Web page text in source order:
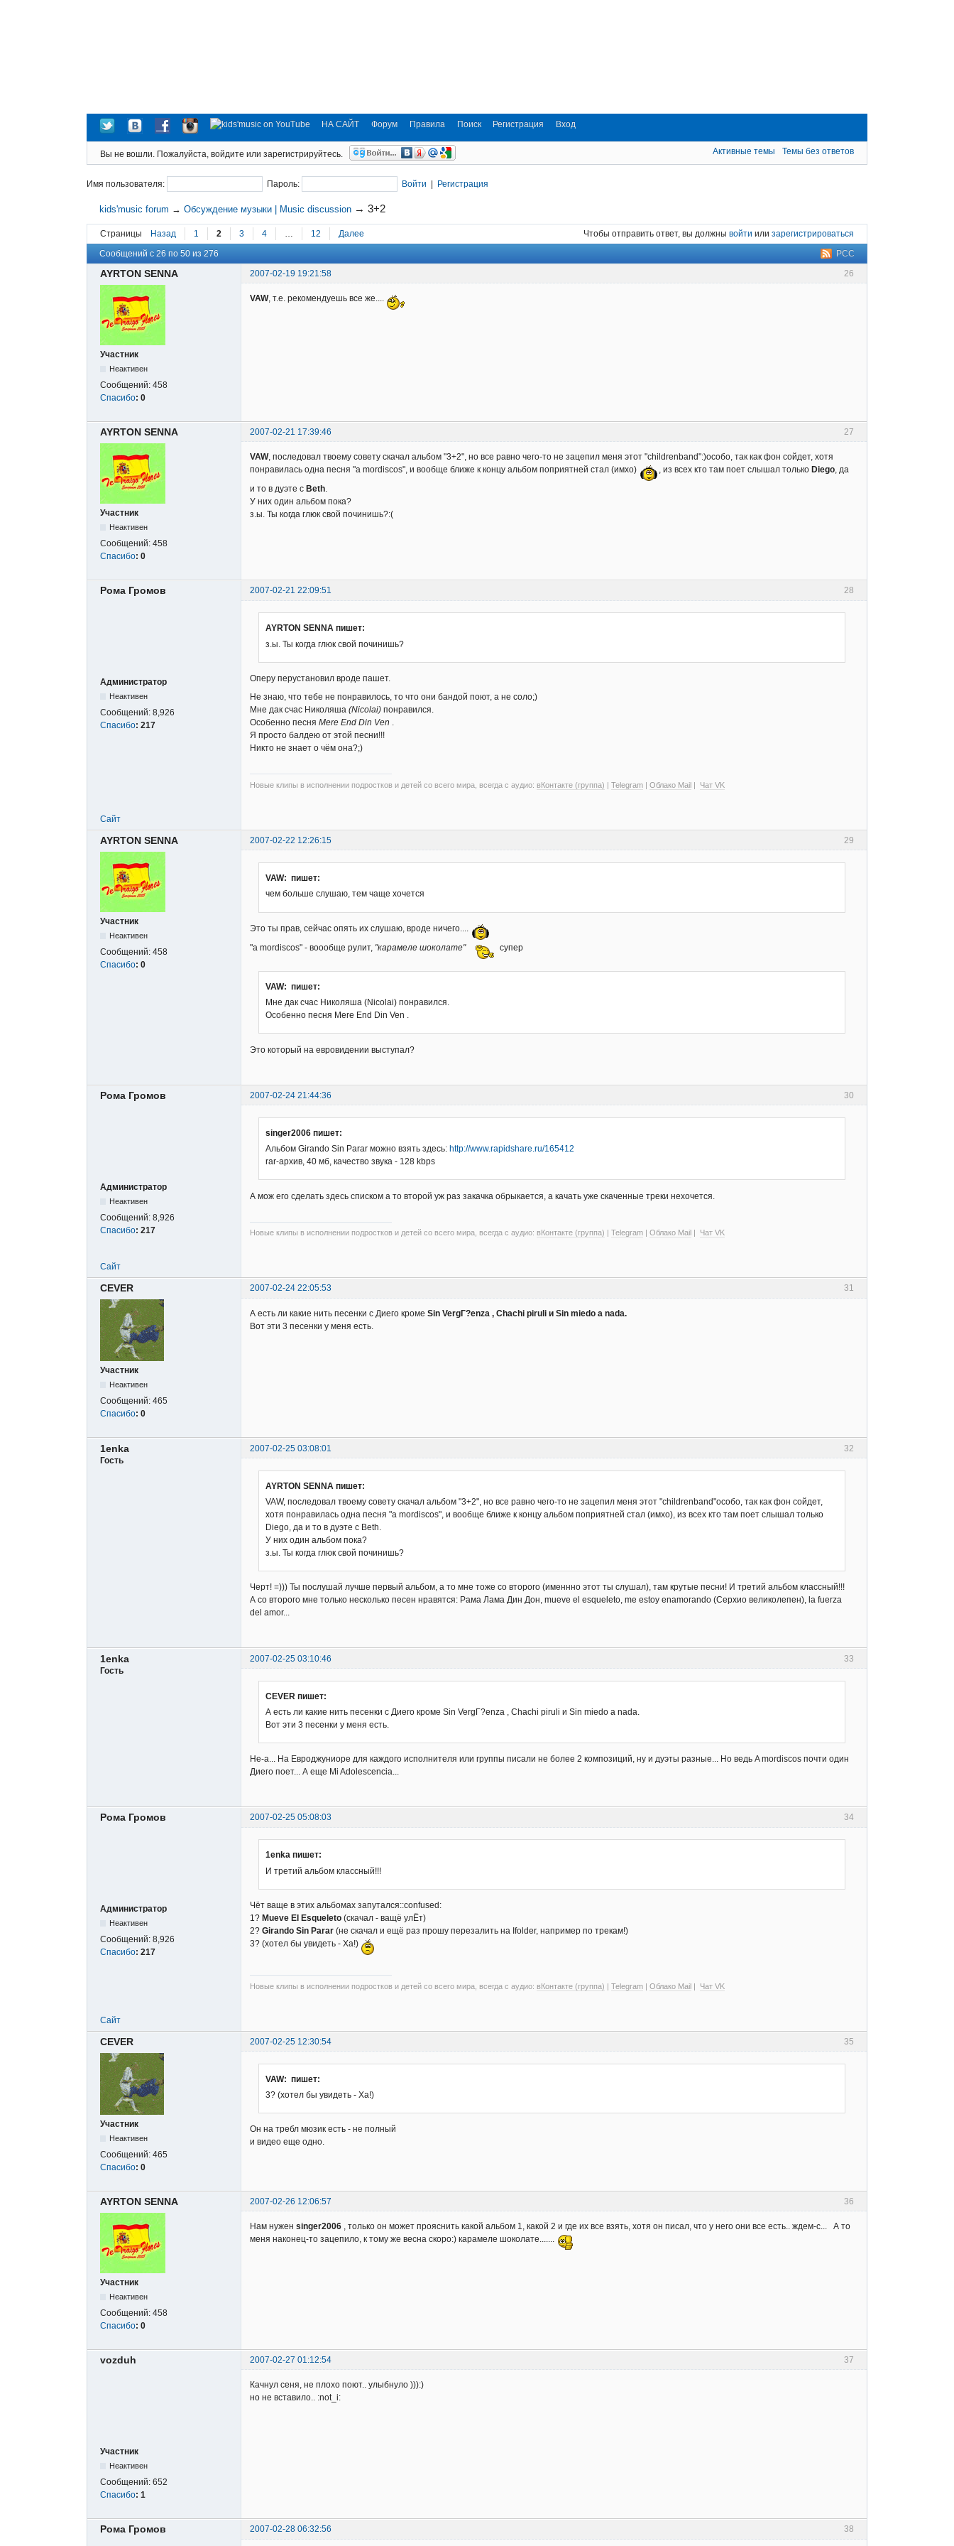
НА САЙТ Форум Правила Поиск Регистрация Вход
Вы не вошли. Пожалуйста, войдите или зарегистрируйтесь. Активные темы Темы без ответов
Имя пользователя: Пароль: Войти | Регистрация
kids'music forum →Обсуждение музыки | Music discussion →3+2
Страницы Назад 1 2 3 4 … 12 Далее Чтобы отправить ответ, вы должны войти или зарегистрироваться
РСС
Сообщений с 26 по 50 из 276
26
AYRTON SENNA 2007-02-19 19:21:58
Участник
Неактивен
Сообщений: 458
Спасибо: 0
VAW, т.е. рекомендуешь все же....
27
AYRTON SENNA 2007-02-21 17:39:46
Участник
Неактивен
Сообщений: 458
Спасибо: 0
VAW, последовал твоему совету скачал альбом "3+2", но все равно чего-то не зацепил меня этот "childrenband":)особо, так как фон сойдет, хотя
понравилась одна песня "a mordiscos", и вообще ближе к концу альбом поприятней стал (имхо)
, из всех кто там поет слышал только Diego, да
и то в дуэте с Beth.
У них один альбом пока?
з.ы. Ты когда глюк свой починишь?:(
28
Рома Громов 2007-02-21 22:09:51
Администратор
Неактивен
Сообщений: 8,926
Спасибо: 217
AYRTON SENNA пишет:
з.ы. Ты когда глюк свой починишь?
Оперу перустановил вроде пашет.
Не знаю, что тебе не понравилось, то что они бандой поют, а не соло;)
Мне дак счас Николяша (Nicolai) понравился.
Особенно песня Mere End Din Ven .
Я просто балдею от этой песни!!!
Никто не знает о чём она?;)
Новые клипы в исполнении подростков и детей со всего мира, всегда с аудио: вКонтакте (группа) | Telegram | Облако Mail | Чат VK
Сайт
29
AYRTON SENNA 2007-02-22 12:26:15
Участник
Неактивен
Сообщений: 458
Спасибо: 0
VAW: пишет:
чем больше слушаю, тем чаще хочется
Это ты прав, сейчас опять их слушаю, вроде ничего....
"a mordiscos" - воообще рулит, "карамеле шоколате" супер
VAW: пишет:
Мне дак счас Николяша (Nicolai) понравился.
Особенно песня Mere End Din Ven .
Это который на евровидении выступал?
30
Рома Громов 2007-02-24 21:44:36
Администратор
Неактивен
Сообщений: 8,926
Спасибо: 217
singer2006 пишет:
Альбом Girando Sin Parar можно взять здесь: http://www.rapidshare.ru/165412
rar-архив, 40 мб, качество звука - 128 kbps
А мож его сделать здесь списком а то второй уж раз закачка обрыкается, а качать уже скаченные треки нехочется.
Новые клипы в исполнении подростков и детей со всего мира, всегда с аудио: вКонтакте (группа) | Telegram | Облако Mail | Чат VK
Сайт
31
CEVER 2007-02-24 22:05:53
Участник
Неактивен
Сообщений: 465
Спасибо: 0
А есть ли какие нить песенки с Диего кроме Sin VergГ?enza , Chachi piruli и Sin miedo a nada.
Вот эти 3 песенки у меня есть.
32
1enka
2007-02-25 03:08:01
Гость
AYRTON SENNA пишет:
VAW, последовал твоему совету скачал альбом "3+2", но все равно чего-то не зацепил меня этот "childrenband"особо, так как фон сойдет,
хотя понравилась одна песня "a mordiscos", и вообще ближе к концу альбом поприятней стал (имхо), из всех кто там поет слышал только
Diego, да и то в дуэте с Beth.
У них один альбом пока?
з.ы. Ты когда глюк свой починишь?
Черт! =))) Ты послушай лучше первый альбом, а то мне тоже со второго (именнно этот ты слушал), там крутые песни! И третий альбом классный!!!
А со второго мне только несколько песен нравятся: Рама Лама Дин Дон, mueve el esqueleto, me estoy enamorando (Серхио великолепен), la fuerza
del amor...
33
1enka
2007-02-25 03:10:46
Гость
CEVER пишет:
А есть ли какие нить песенки с Диего кроме Sin VergГ?enza , Chachi piruli и Sin miedo a nada.
Вот эти 3 песенки у меня есть.
Не-а... На Евроджуниоре для каждого исполнителя или группы писали не более 2 композиций, ну и дуэты разные... Но ведь A mordiscos почти один
Диего поет... А еще Mi Adolescencia...
34
Рома Громов 2007-02-25 05:08:03
Администратор
Неактивен
Сообщений: 8,926
Спасибо: 217
1enka пишет:
И третий альбом классный!!!
Чёт ваще в этих альбомах запутался::confused:
1? Mueve El Esqueleto (скачал - ващё улЁт)
2? Girando Sin Parar (не скачал и ещё раз прошу перезалить на Ifolder, например по трекам!)
3? (хотел бы увидеть - Ха!)
Новые клипы в исполнении подростков и детей со всего мира, всегда с аудио: вКонтакте (группа) | Telegram | Облако Mail | Чат VK
Сайт
35
CEVER 2007-02-25 12:30:54
Участник
Неактивен
Сообщений: 465
Спасибо: 0
VAW: пишет:
3? (хотел бы увидеть - Ха!)
Он на требл мюзик есть - не полный
и видео еще одно.
36
AYRTON SENNA 2007-02-26 12:06:57
Участник
Неактивен
Сообщений: 458
Спасибо: 0
Нам нужен singer2006 , только он может прояснить какой альбом 1, какой 2 и где их все взять, хотя он писал, что у него они все есть.. ждем-с... А то
меня наконец-то зацепило, к тому же весна скоро:) карамеле шоколате.......
37
vozduh 2007-02-27 01:12:54
Участник
Неактивен
Сообщений: 652
Спасибо: 1
Качнул сеня, не плохо поют.. улыбнуло ))):)
но не вставило.. :not_i:
38
Рома Громов 2007-02-28 06:32:56